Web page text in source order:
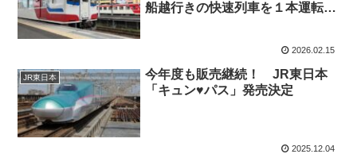
船越行きの快速列車を１本運転
2026.02.15
JR東日本
今年度も販売継続！ JR東日本
「キュン♥パス」発売決定
2025.12.04